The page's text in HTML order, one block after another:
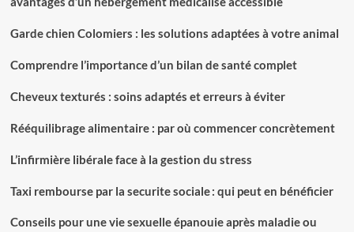
Garde chien Colomiers : les solutions adaptées à votre animal
Comprendre l’importance d’un bilan de santé complet
Cheveux texturés : soins adaptés et erreurs à éviter
Rééquilibrage alimentaire : par où commencer concrètement
L’infirmière libérale face à la gestion du stress
Taxi rembourse par la securite sociale : qui peut en bénéficier
Conseils pour une vie sexuelle épanouie après maladie ou